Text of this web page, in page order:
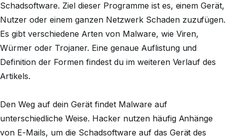
Schadsoftware. Ziel dieser Programme ist es, einem Gerät,
Nutzer oder einem ganzen Netzwerk Schaden zuzufügen.
Es gibt verschiedene Arten von Malware, wie Viren,
Würmer oder Trojaner. Eine genaue Auflistung und
Definition der Formen findest du im weiteren Verlauf des
Artikels.
Den Weg auf dein Gerät findet Malware auf
unterschiedliche Weise. Hacker nutzen häufig Anhänge
von E-Mails, um die Schadsoftware auf das Gerät des